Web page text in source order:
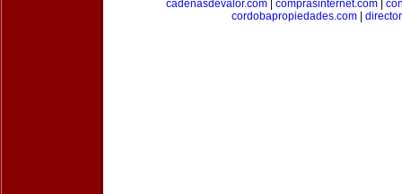
cadenasdevalor.com
comprasinternet.com
cordobapropiedades.com